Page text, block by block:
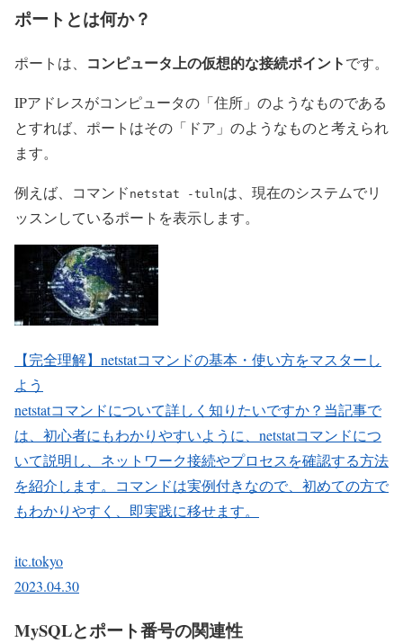
ポートとは何か？
ポートは、 コンピュータ上の仮想的な接続ポイントです。
IPアドレスがコンピュータの「住所」のようなものである
とすれば、ポートはその「ドア」のようなものと考えられ
ます。
例えば、コマンド netstat -tulnは、現在のシステムでリ
ッスンしているポートを表示します。
【完全理解】netstatコマンドの基本・使い方をマスターし
よう
netstatコマンドについて詳しく知りたいですか？当記事で
は、初心者にもわかりやすいように、netstatコマンドにつ
いて説明し、ネットワーク接続やプロセスを確認する方法
を紹介します。コマンドは実例付きなので、初めての方で
もわかりやすく、即実践に移せます。
itc.tokyo
2023.04.30
MySQLとポート番号の関連性